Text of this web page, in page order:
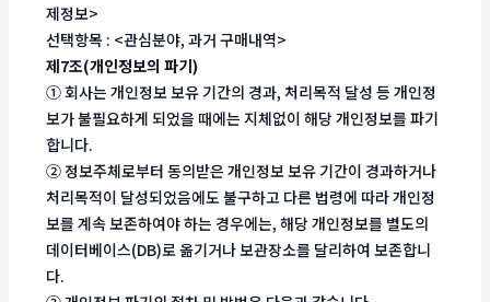
제정보>
선택항목 : <관심분야, 과거 구매내역>
제7조(개인정보의 파기)
① 회사는 개인정보 보유 기간의 경과, 처리목적 달성 등 개인정
보가 불필요하게 되었을 때에는 지체없이 해당 개인정보를 파기
합니다.
② 정보주체로부터 동의받은 개인정보 보유 기간이 경과하거나
처리목적이 달성되었음에도 불구하고 다른 법령에 따라 개인정
보를 계속 보존하여야 하는 경우에는, 해당 개인정보를 별도의
데이터베이스(DB)로 옮기거나 보관장소를 달리하여 보존합니
다.